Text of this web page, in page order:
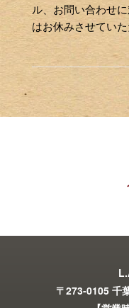
ル、お問い合わせ
はお休みさせていた
〒273-0105 千